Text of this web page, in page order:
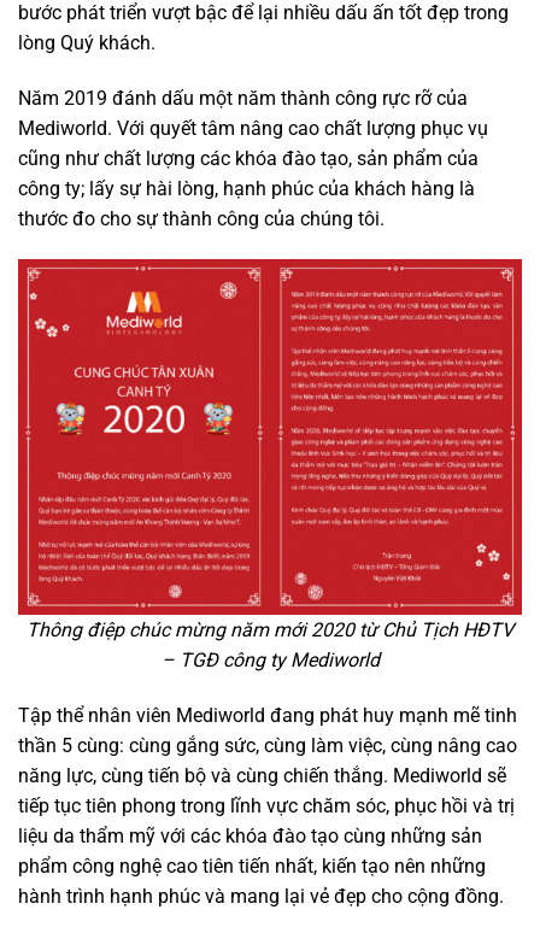
bước phát triển vượt bậc để lại nhiều dấu ấn tốt đẹp trong
lòng Quý khách.
Năm 2019 đánh dấu một năm thành công rực rỡ của
Mediworld. Với quyết tâm nâng cao chất lượng phục vụ
cũng như chất lượng các khóa đào tạo, sản phẩm của
công ty; lấy sự hài lòng, hạnh phúc của khách hàng là
thước đo cho sự thành công của chúng tôi.
Thông điệp chúc mừng năm mới 2020 từ Chủ Tịch HĐTV
– TGĐ công ty Mediworld
Tập thể nhân viên Mediworld đang phát huy mạnh mẽ tinh
thần 5 cùng: cùng gắng sức, cùng làm việc, cùng nâng cao
năng lực, cùng tiến bộ và cùng chiến thắng. Mediworld sẽ
tiếp tục tiên phong trong lĩnh vực chăm sóc, phục hồi và trị
liệu da thẩm mỹ với các khóa đào tạo cùng những sản
phẩm công nghệ cao tiên tiến nhất, kiến tạo nên những
hành trình hạnh phúc và mang lại vẻ đẹp cho cộng đồng.